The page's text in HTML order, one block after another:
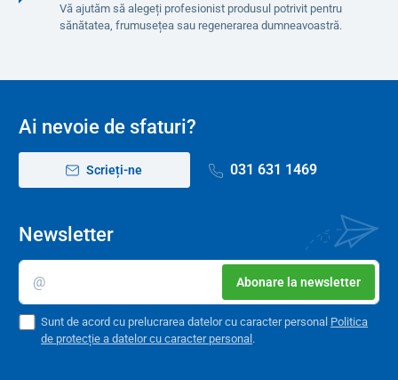
Vă ajutăm să alegeți profesionist produsul potrivit pentru
sănătatea, frumusețea sau regenerarea dumneavoastră.
Ai nevoie de sfaturi?
Scrieți-ne 031 631 1469
Newsletter
Abonare la newsletter
Sunt de acord cu prelucrarea datelor cu caracter personal Politica
de protecție a datelor cu caracter personal .